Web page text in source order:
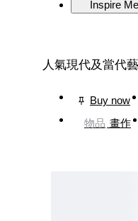
Inspire Me
人氣現代及當代
Buy now
物品 畫作